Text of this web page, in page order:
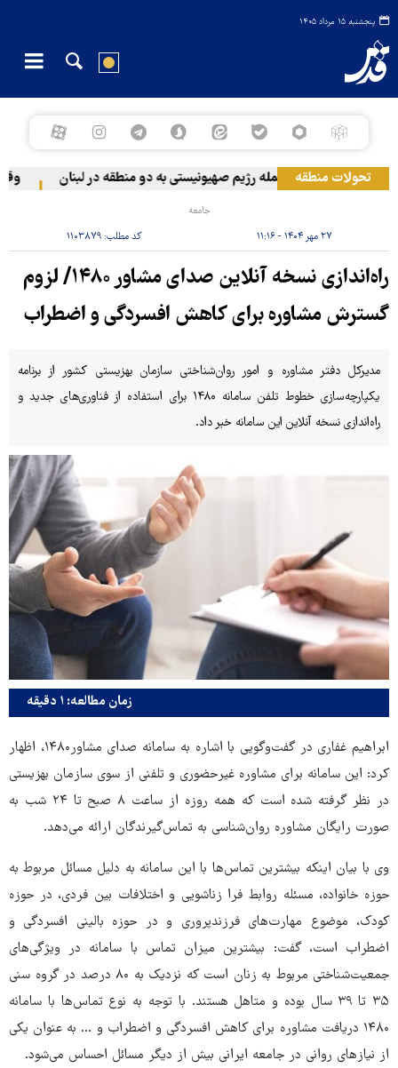
پنجشنبه ۱۵ مرداد ۱۴۰۵
تحولات منطقهحمله رژیم صهیونیستی به دو منطقه در لبنان
جامعه
۲۷ مهر ۱۴۰۴ - ۱۱:۱۶ کد مطلب:۱۱۰۳۸۷۹
راه‌اندازی نسخه آنلاین صدای مشاور ۱۴۸۰/ لزوم
گسترش مشاوره برای کاهش افسردگی و اضطراب
مدیرکل دفتر مشاوره و امور روان‌شناختی سازمان بهزیستی کشور از برنامه
یکپارچه‌سازی خطوط تلفن سامانه ۱۴۸۰ برای استفاده از فناوری‌های جدید و
راه‌اندازی نسخه آنلاین این سامانه خبر داد.
زمان مطالعه: ۱ دقیقه
ابراهیم غفاری در گفت‌وگویی با اشاره به سامانه صدای مشاور۱۴۸۰، اظهار
کرد: این سامانه برای مشاوره غیرحضوری و تلفنی از سوی سازمان بهزیستی
در نظر گرفته شده است که همه روزه از ساعت ۸ صبح تا ۲۴ شب به
صورت رایگان مشاوره روان‌شناسی به تماس‌گیرندگان ارائه می‌دهد.
وی با بیان اینکه بیشترین تماس‌ها با این سامانه به دلیل مسائل مربوط به
حوزه خانواده، مسئله روابط فرا زناشویی و اختلافات بین فردی، در حوزه
کودک، موضوع مهارت‌های فرزندپروری و در حوزه بالینی افسردگی و
اضطراب است، گفت: بیشترین میزان تماس با سامانه در ویژگی‌های
جمعیت‌شناختی مربوط به زنان است که نزدیک به ۸۰ درصد در گروه سنی
۳۵ تا ۳۹ سال بوده و متاهل هستند. با توجه به نوع تماس‌ها با سامانه
۱۴۸۰ دریافت مشاوره برای کاهش افسردگی و اضطراب و ... به عنوان یکی
از نیازهای روانی در جامعه ایرانی بیش از دیگر مسائل احساس می‌شود.